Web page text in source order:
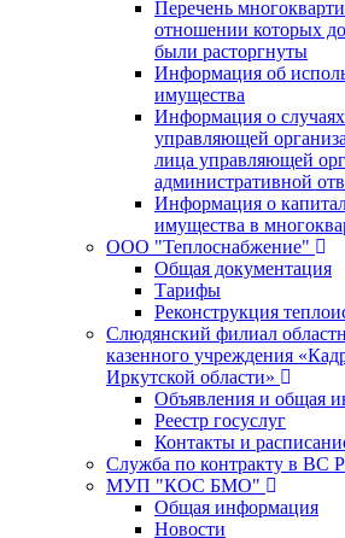
Перечень
отношении которых
были расторгнуты
Информация об
имущества
Информация о
управляющей
лица управляющей
административной
Информация о
имущества в
ООО "Теплоснабжение"
Общая документация
Тарифы
Реконструкция
Слюдянский филиал
казенного учреждения
Иркутской области»
Объявления и общая
Реестр госуслуг
Контакты и
Служба по контракту в ВС
МУП "КОС БМО"
Общая информация
Новости